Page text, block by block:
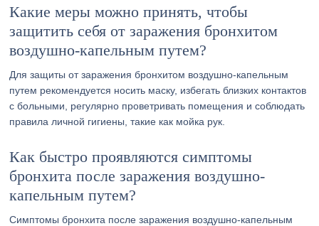
Какие меры можно принять, чтобы
защитить себя от заражения бронхитом
воздушно-капельным путем?
Для защиты от заражения бронхитом воздушно-капельным
путем рекомендуется носить маску, избегать близких контактов
с больными, регулярно проветривать помещения и соблюдать
правила личной гигиены, такие как мойка рук.
Как быстро проявляются симптомы
бронхита после заражения воздушно-
капельным путем?
Симптомы бронхита после заражения воздушно-капельным